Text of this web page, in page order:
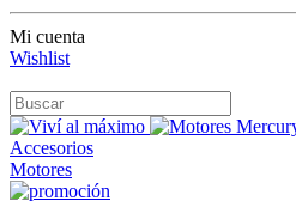
Mi cuenta
Wishlist
Accesorios
Motores